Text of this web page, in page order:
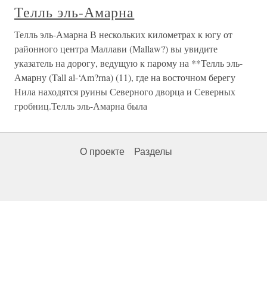
Телль эль-Амарна
Телль эль-Амарна В нескольких километрах к югу от
районного центра Маллави (Mallaw?) вы увидите
указатель на дорогу, ведущую к парому на **Телль эль-
Амарну (Tall al-‘Am?rna) (11), где на восточном берегу
Нила находятся руины Северного дворца и Северных
гробниц.Телль эль-Амарна была
О проекте Разделы